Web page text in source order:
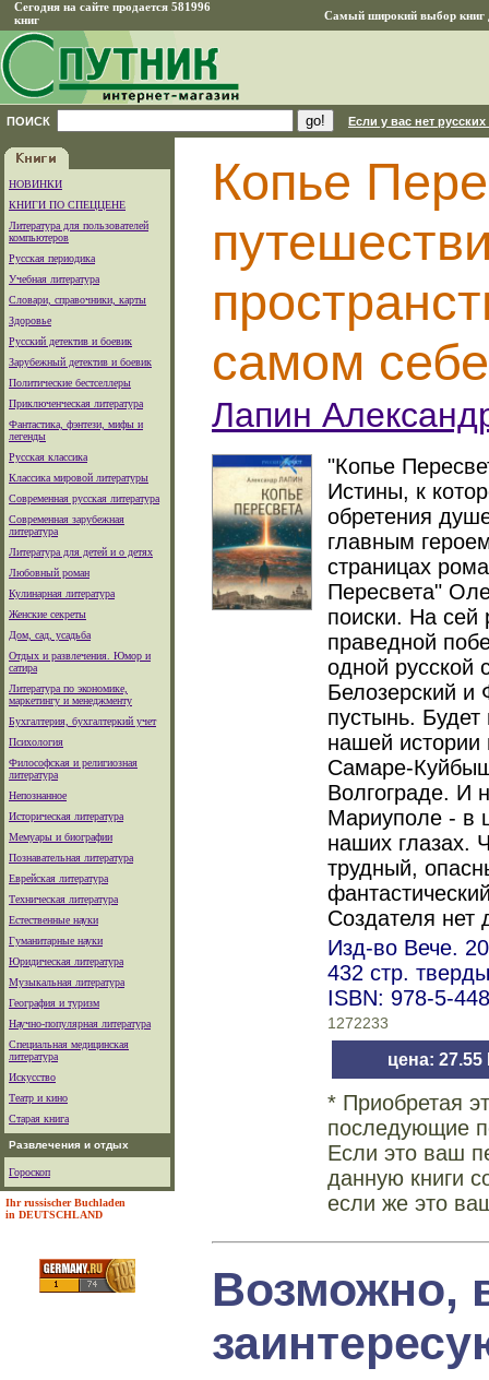
Сегодня на сайте продается 581996
книг
Самый широкий выбор книг
ПОИСК Если у вас нет
НОВИНКИ
КНИГИ ПО СПЕЦЦЕНЕ
Литература для пользователей
компьютеров
Русская периодика
Учебная литература
Словари, справочники, карты
Здоровье
Русский детектив и боевик
Зарубежный детектив и боевик
Политические бестселлеры
Приключенческая литература
Фантастика, фэнтези, мифы и
легенды
Русская классика
Классика мировой литературы
Современная русская литература
Современная зарубежная
литература
Литература для детей и о детях
Любовный роман
Кулинарная литература
Женские секреты
Дом, сад, усадьба
Отдых и развлечения. Юмор и
сатира
Литература по экономике,
маркетингу и менеджменту
Бухгалтерия, бухгалтеркий учет
Психология
Философская и религиозная
литература
Непознанное
Историческая литература
Мемуары и биографии
Познавательная литература
Еврейская литература
Техническая литература
Естественные науки
Гуманитарные науки
Юридическая литература
Музыкальная литература
География и туризм
Научно-популярная литература
Специальная медицинская
литература
Искусство
Театр и кино
Старая книга
Развлечения и отдых
Гороскоп
Ihr russischer Buchladen
in DEUTSCHLAND
Копье
самом себе
Лапин
"Копье
Истины, к
обретения
главным
страницах
Пересвета"
поиски. На сей
праведной
одной русской
Белозерский и
пустынь.
нашей истории
Самаре-
Волгограде. И
Мариуполе - в
наших глазах.
трудный,
Создателя нет
Изд-во Вече.
432 стр.
ISBN: 978-5-
1272233
цена: 27.55
* Приобретая
последующие
Если это ваш
данную книги
если же это
Возможно,